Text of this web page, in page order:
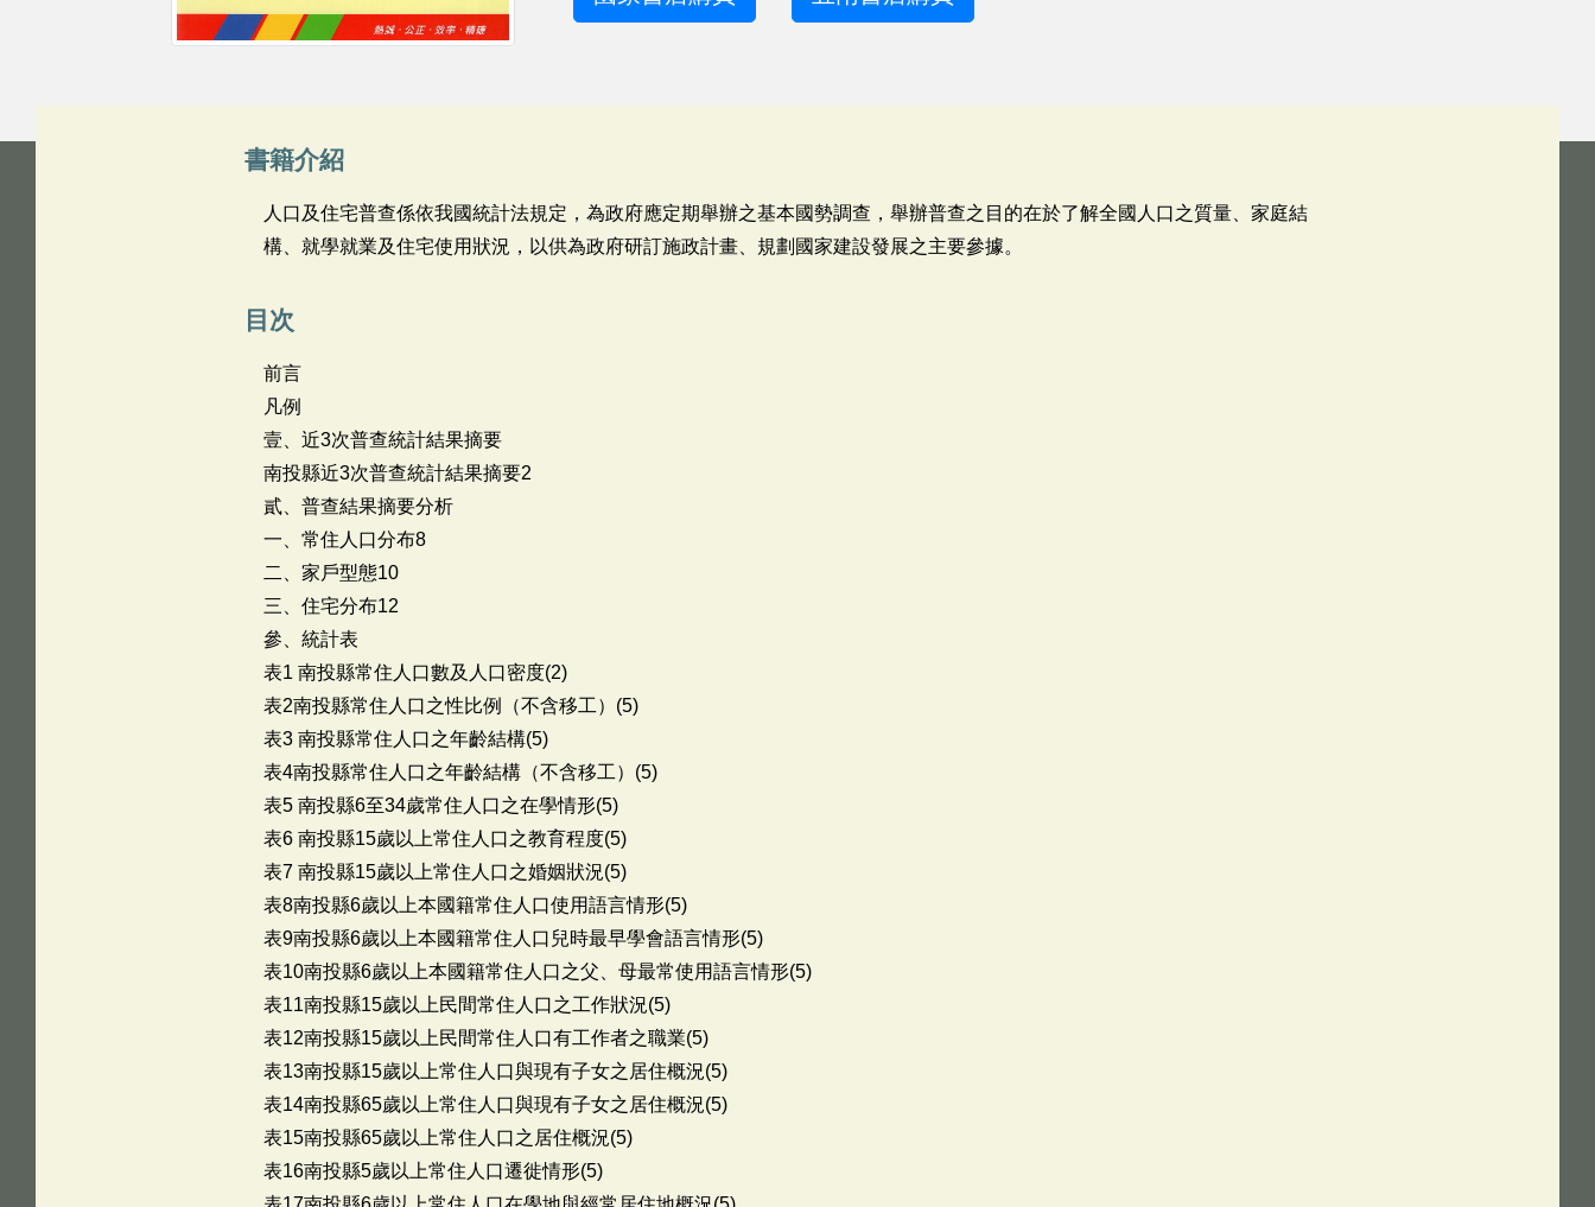
書籍介紹
人口及住宅普查係依我國統計法規定，為政府應定期舉辦之基本國勢調查，舉辦普查之目的在於了解全國人口之質量、家庭結
構、就學就業及住宅使用狀況，以供為政府研訂施政計畫、規劃國家建設發展之主要參據。
目次
前言
凡例
壹、近3次普查統計結果摘要
南投縣近3次普查統計結果摘要2
貳、普查結果摘要分析
一、常住人口分布8
二、家戶型態10
三、住宅分布12
參、統計表
表1 南投縣常住人口數及人口密度(2)
表2南投縣常住人口之性比例（不含移工）(5)
表3 南投縣常住人口之年齡結構(5)
表4南投縣常住人口之年齡結構（不含移工）(5)
表5 南投縣6至34歲常住人口之在學情形(5)
表6 南投縣15歲以上常住人口之教育程度(5)
表7 南投縣15歲以上常住人口之婚姻狀況(5)
表8南投縣6歲以上本國籍常住人口使用語言情形(5)
表9南投縣6歲以上本國籍常住人口兒時最早學會語言情形(5)
表10南投縣6歲以上本國籍常住人口之父、母最常使用語言情形(5)
表11南投縣15歲以上民間常住人口之工作狀況(5)
表12南投縣15歲以上民間常住人口有工作者之職業(5)
表13南投縣15歲以上常住人口與現有子女之居住概況(5)
表14南投縣65歲以上常住人口與現有子女之居住概況(5)
表15南投縣65歲以上常住人口之居住概況(5)
表16南投縣5歲以上常住人口遷徙情形(5)